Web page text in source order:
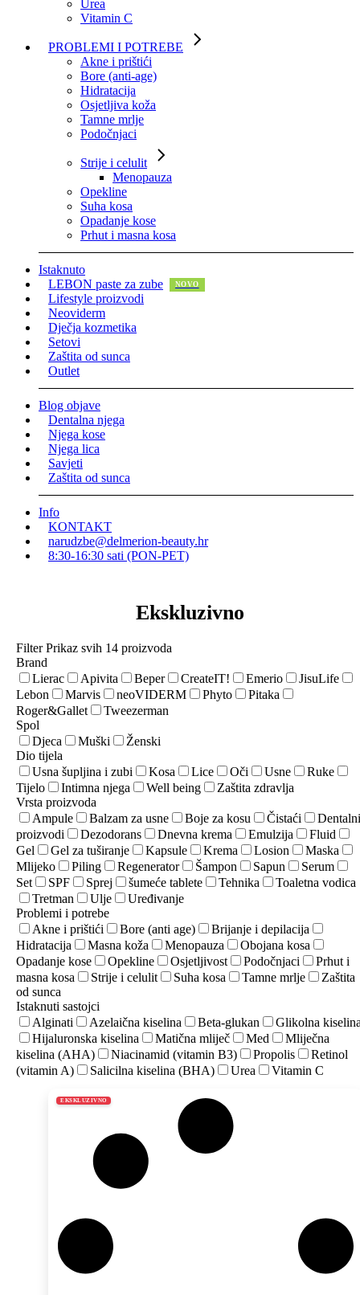
Urea
Vitamin C
PROBLEMI I POTREBE
Akne i prištići
Bore (anti-age)
Hidratacija
Osjetljiva koža
Tamne mrlje
Podočnjaci
Strije i celulit
Menopauza
Opekline
Suha kosa
Opadanje kose
Prhut i masna kosa
Istaknuto
LEBON paste za zube
Lifestyle proizvodi
Neoviderm
Dječja kozmetika
Setovi
Zaštita od sunca
Outlet
Blog objave
Dentalna njega
Njega kose
Njega lica
Savjeti
Zaštita od sunca
Info
KONTAKT
narudzbe@delmerion-beauty.hr
8:30-16:30 sati (PON-PET)
Ekskluzivno
FilterPrikaz svih 14 proizvoda
Brand
Lierac
Apivita Beper CreateIT! Emerio
JisuLife
Lebon
Marvis neoVIDERM Phyto
Pitaka
Roger&Gallet
Tweezerman
Spol
Djeca
Muški
Ženski
Dio tijela
Usna šupljina i zubi
Kosa Lice Oči Usne
Ruke
Tijelo
Intimna njega Well being
Zaštita zdravlja
Vrsta proizvoda
Ampule
Balzam za usne Boje za kosu Čistaći
Dentalni
proizvodi
Dezodorans Dnevna krema Emulzija
Fluid
Gel
Gel za tuširanje Kapsule Krema Losion
Maska
Mlijeko
Piling Regenerator Šampon Sapun
Serum
Set
SPF Sprej šumeće tablete Tehnika
Toaletna vodica
Tretman
Ulje
Uređivanje
Problemi i potrebe
Akne i prištići
Bore (anti age)
Brijanje i depilacija
Hidratacija
Masna koža Menopauza
Obojana kosa
Opadanje kose
Opekline Osjetljivost Podočnjaci
Prhut i
masna kosa
Strije i celulit Suha kosa Tamne mrlje
Zaštita
od sunca
Istaknuti sastojci
Alginati
Azelaična kiselina Beta-glukan
Glikolna
Hijaluronska kiselina
Matična mliječ Med
Mliječna
kiselina (AHA)
Niacinamid (vitamin B3) Propolis
Retinol
(vitamin A)
Salicilna kiselina (BHA) Urea Vitamin C
EKSKLUZIVNO